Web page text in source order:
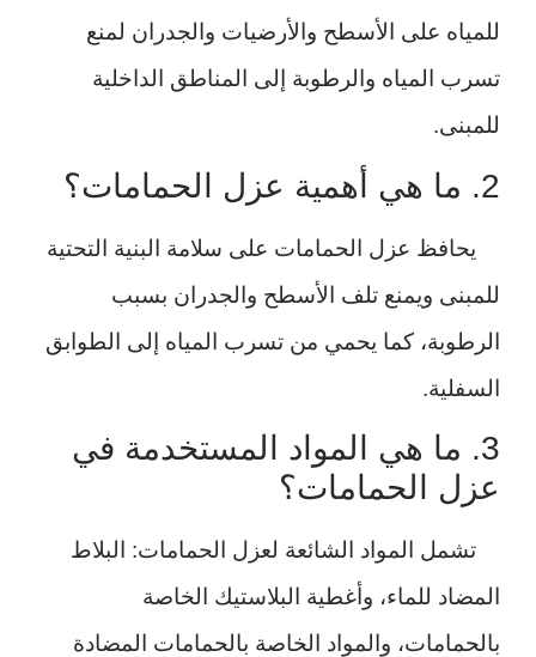
للمياه على الأسطح والأرضيات والجدران لمنع
تسرب المياه والرطوبة إلى المناطق الداخلية
للمبنى.
2. ما هي أهمية عزل الحمامات؟
يحافظ عزل الحمامات على سلامة البنية التحتية
للمبنى ويمنع تلف الأسطح والجدران بسبب
الرطوبة، كما يحمي من تسرب المياه إلى الطوابق
السفلية.
3. ما هي المواد المستخدمة في
عزل الحمامات؟
تشمل المواد الشائعة لعزل الحمامات: البلاط
المضاد للماء، وأغطية البلاستيك الخاصة
بالحمامات، والمواد الخاصة بالحمامات المضادة